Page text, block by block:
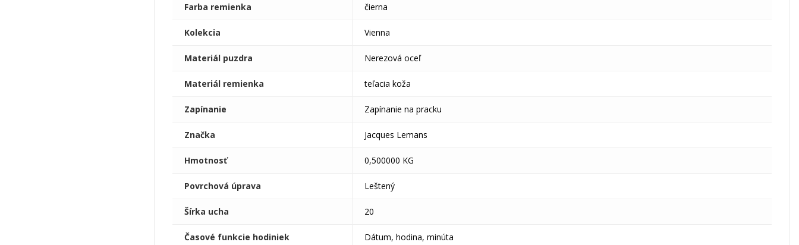
Farba remienka čierna
Kolekcia Vienna
Materiál puzdra Nerezová oceľ
Materiál remienka teľacia koža
Zapínanie Zapínanie na pracku
Značka Jacques Lemans
Hmotnosť 0,500000 KG
Povrchová úprava Leštený
Šírka ucha 20
Časové funkcie hodiniek Dátum, hodina, minúta